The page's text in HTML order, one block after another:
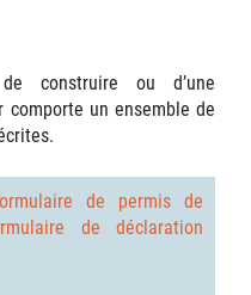
construire ou d’une
un ensemble de
de permis de
de déclaration